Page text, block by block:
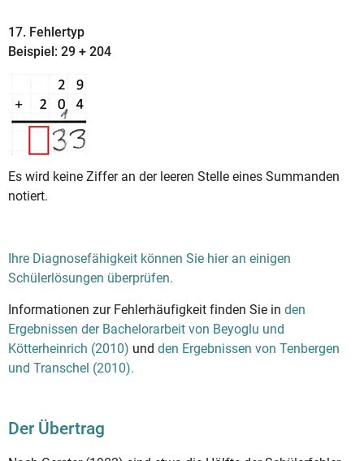
17. Fehlertyp
Beispiel: 29 + 204
Es wird keine Ziffer an der leeren Stelle eines Summanden
notiert.
Ihre Diagnosefähigkeit können Sie hier an einigen
Schülerlösungen überprüfen.
Informationen zur Fehlerhäufigkeit finden Sie in den
Ergebnissen der Bachelorarbeit von Beyoglu und
Kötterheinrich (2010) und den Ergebnissen von Tenbergen
und Transchel (2010).
Der Übertrag